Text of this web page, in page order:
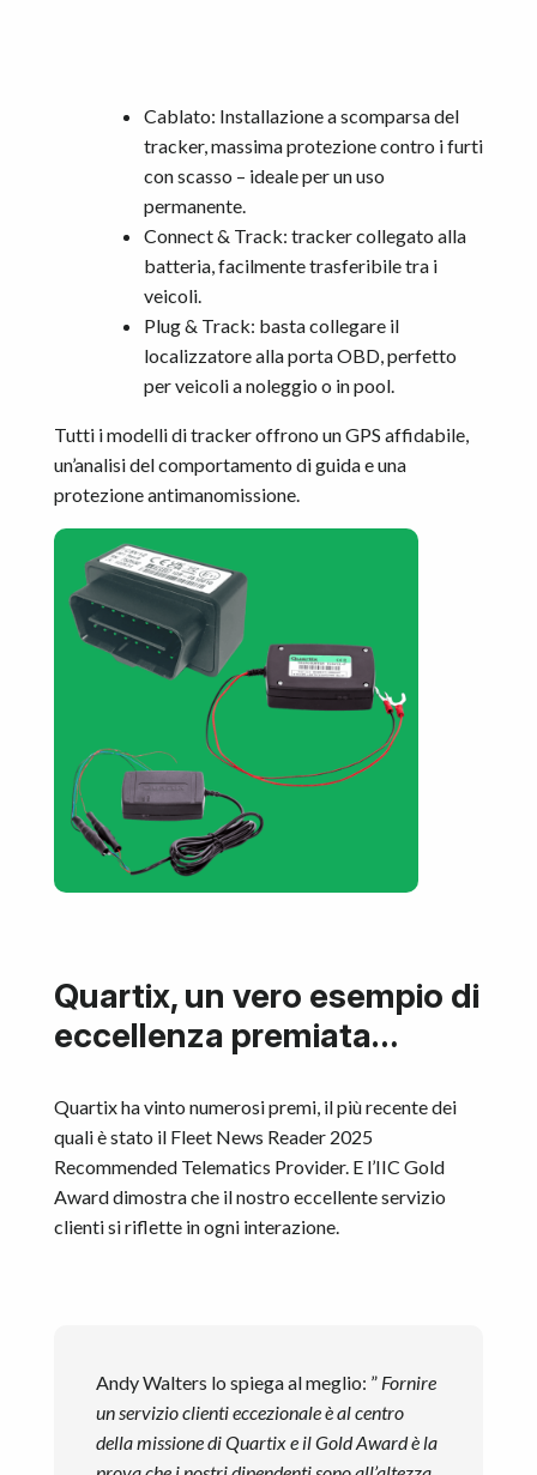
Cablato: Installazione a scomparsa del
tracker, massima protezione contro i furti
con scasso – ideale per un uso
permanente.
Connect & Track: tracker collegato alla
batteria, facilmente trasferibile tra i
veicoli.
Plug & Track: basta collegare il
localizzatore alla porta OBD, perfetto
per veicoli a noleggio o in pool.
Tutti i modelli di tracker offrono un GPS affidabile,
un’analisi del comportamento di guida e una
protezione antimanomissione.
Quartix, un vero esempio di
eccellenza premiata…
Quartix ha vinto numerosi premi, il più recente dei
quali è stato il Fleet News Reader 2025
Recommended Telematics Provider. E l’IIC Gold
Award dimostra che il nostro eccellente servizio
clienti si riflette in ogni interazione.
Andy Walters lo spiega al meglio: ” Fornire
un servizio clienti eccezionale è al centro
della missione di Quartix e il Gold Award è la